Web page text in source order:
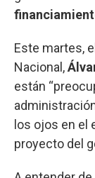
Este martes,
Nacional,
están
los ojos en el
proyecto del